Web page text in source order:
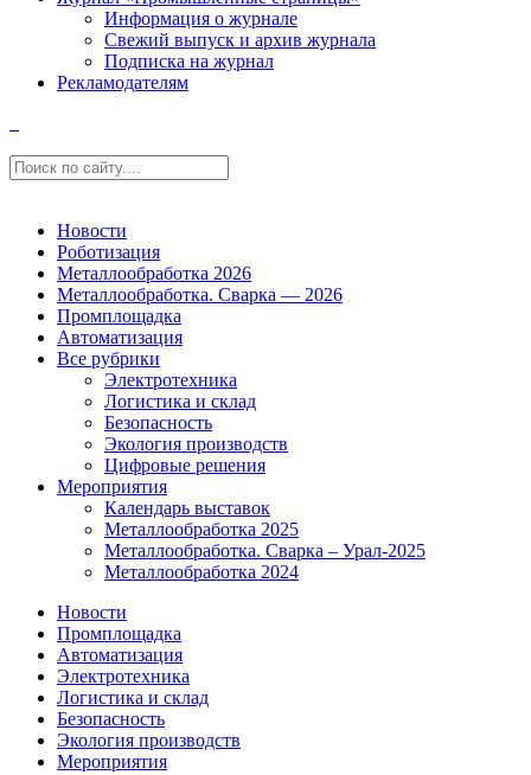
Информация о журнале
Свежий выпуск и архив журнала
Подписка на журнал
Рекламодателям
Новости
Роботизация
Металлообработка 2026
Металлообработка. Сварка — 2026
Промплощадка
Автоматизация
Все рубрики
Электротехника
Логистика и склад
Безопасность
Экология производств
Цифровые решения
Мероприятия
Календарь выставок
Металлообработка 2025
Металлообработка. Сварка – Урал-2025
Металлообработка 2024
Новости
Промплощадка
Автоматизация
Электротехника
Логистика и склад
Безопасность
Экология производств
Мероприятия